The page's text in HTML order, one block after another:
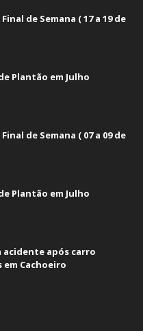
de Semana ( 17 a 19 de
Plantão em Julho
de Semana ( 07 a 09 de
Plantão em Julho
após carro
Cachoeiro